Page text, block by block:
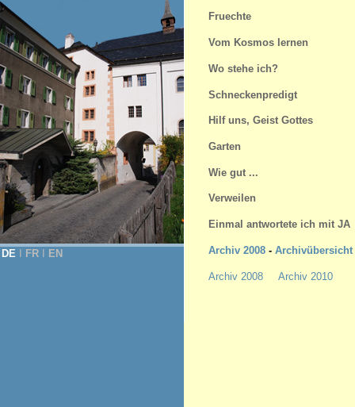
DE FR EN
Fruechte
Vom Kosmos lernen
Wo stehe ich?
Schneckenpredigt
Hilf uns, Geist Gottes
Garten
Wie gut ...
Verweilen
Einmal antwortete ich mit JA
Archiv 2008 - Archivübersicht
Archiv 2008 Archiv 2010